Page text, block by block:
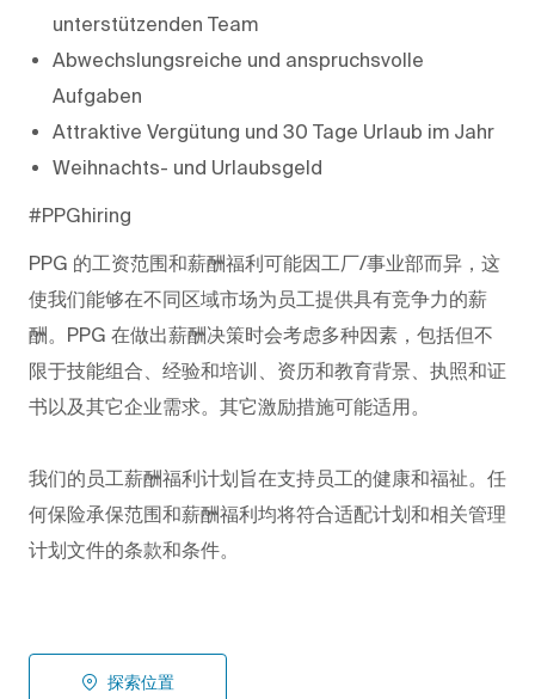
unterstützenden Team
Abwechslungsreiche und anspruchsvolle
Aufgaben
Attraktive Vergütung und 30 Tage Urlaub im Jahr
Weihnachts- und Urlaubsgeld
#PPGhiring
PPG 的工资范围和薪酬福利可能因工厂/事业部而异，这
使我们能够在不同区域市场为员工提供具有竞争力的薪
酬。PPG 在做出薪酬决策时会考虑多种因素，包括但不
限于技能组合、经验和培训、资历和教育背景、执照和证
书以及其它企业需求。其它激励措施可能适用。
我们的员工薪酬福利计划旨在支持员工的健康和福祉。任
何保险承保范围和薪酬福利均将符合适配计划和相关管理
计划文件的条款和条件。
探索位置